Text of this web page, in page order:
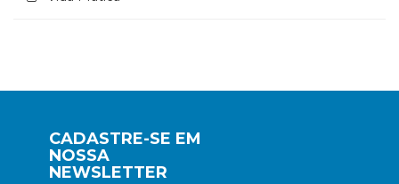
CADASTRE-SE EM
NOSSA
NEWSLETTER